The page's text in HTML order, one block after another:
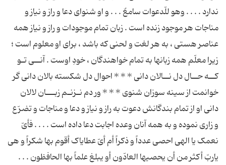
ندارد . . . . وهو للّدعوات سامعٌ . . . و او شنوای دعا و راز و نیاز و
مناجات هر موجود زنده است . زبان تمام موجودات و راز و نیاز همه
عناصر هستی ، به هر لغت و لحنی که باشد ، برای او معلوم است ؛
زیرا معلّم همه زبانها به تمام خواهندگان ، خودِ اوست . آنــی تـو
کــه حــال دل نــالان دانی * * * احوال دل شکسته بالان دانی گر
خوانمت از سینه سوزان شنوی * * * ور دم نـزنـم زبـــان لالان
دانی او از تمام بندگانش دعوت به راز و نیاز و دعا و مناجات و تضرّع
و زاری نموده و به همه آنان وعده اجابت دعا داده است . . . . فأیّ
نعمک یا الهی احصی عدداً و ذکراً أم أیّ عطایاک أقوم بها شکراً و هی
یاربّ أکثر من أن یحصیها العادّون أو یبلغ علماً بها الحافظون . . .